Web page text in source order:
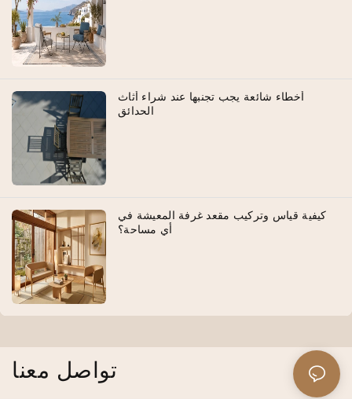
أخطاء شائعة يجب تجنبها عند شراء أثاث
الحدائق
كيفية قياس وتركيب مقعد غرفة المعيشة في
أي مساحة؟
تواصل معنا